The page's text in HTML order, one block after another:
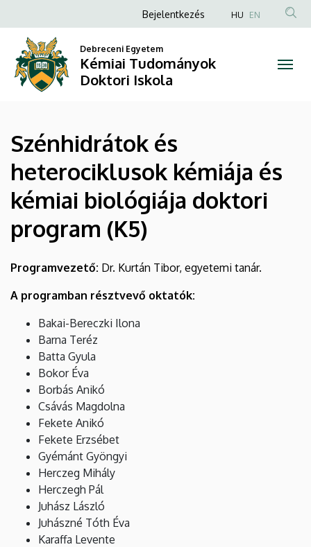
és
heterociklusok
kémiája
kémiai
biológiája
doktori
program
(K5)
Kémiai
Tudományok
Doktori
Iskola
a
tartalomra
Anonim
fiók
menüje
Bejelentkezés HU EN
Debreceni Egyetem
Kémiai Tudományok
Doktori Iskola
Szénhidrátok és
heterociklusok kémiája és
kémiai biológiája doktori
program (K5)
Programvezető: Dr. Kurtán Tibor, egyetemi tanár.
A programban résztvevő oktatók:
Bakai-Bereczki Ilona
Barna Teréz
Batta Gyula
Bokor Éva
Borbás Anikó
Csávás Magdolna
Fekete Anikó
Fekete Erzsébet
Gyémánt Gyöngyi
Herczeg Mihály
Herczegh Pál
Juhász László
Juhászné Tóth Éva
Karaffa Levente